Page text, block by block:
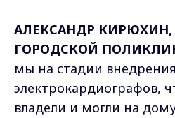
АЛЕКСАНДР КИРЮХИН,
ГОРОДСКОЙ
мы на стадии
электрокардиографов,
владели и могли на